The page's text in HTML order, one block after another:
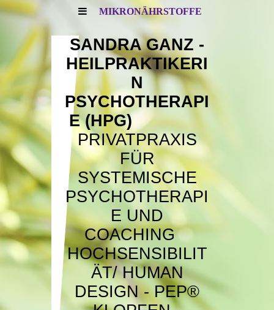
MIKRONÄHRSTOFFE
SANDRA GANZ -
HEILPRAKTIKERI
N
PSYCHOTHERAPI
E (HPG)
PRIVATPRAXIS
FÜR
SYSTEMISCHE
PSYCHOTHERAPI
E UND
COACHING
HOCHSENSIBILIT
ÄT/HUMAN
DESIGN - PEP®